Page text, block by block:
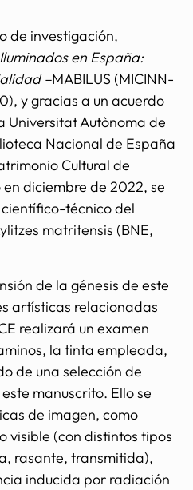
de investigación,
en España:
–MABILUS (MICINN-
y gracias a un acuerdo
Universitat Autònoma de
Nacional de España
Cultural de
diciembre de 2022, se
técnico del
matritensis (BNE,
de la génesis de este
artísticas relacionadas
realizará un examen
la tinta empleada,
de una selección de
manuscrito. Ello se
de imagen, como
visible (con distintos tipos
rasante, transmitida),
inducida por radiación